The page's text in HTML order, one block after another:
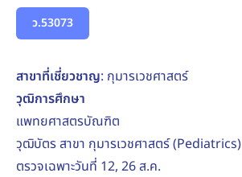
ว.53073
สาขาที่เชี่ยวชาญ: กุมารเวชศาสตร์
วุฒิการศึกษา
แพทยศาสตรบัณฑิต
วุฒิบัตร สาขา กุมารเวชศาสตร์ (Pediatrics)
ตรวจเฉพาะวันที่ 12, 26 ส.ค.